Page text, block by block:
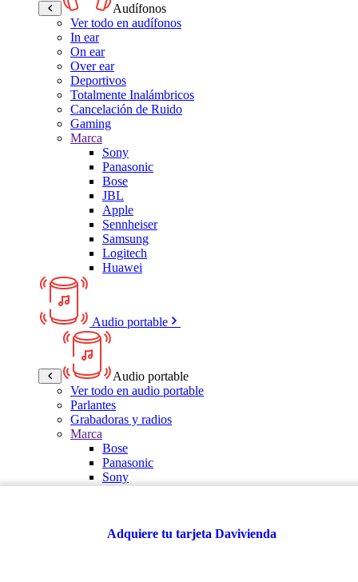
Audífonos
Ver todo en audífonos
In ear
On ear
Over ear
Deportivos
Totalmente Inalámbricos
Cancelación de Ruido
Gaming
Marca
Sony
Panasonic
Bose
JBL
Apple
Sennheiser
Samsung
Logitech
Huawei
Audio portable
Audio portable
Ver todo en audio portable
Parlantes
Grabadoras y radios
Marca
Bose
Panasonic
Sony
Multitech
Adquiere tu tarjeta Davivienda